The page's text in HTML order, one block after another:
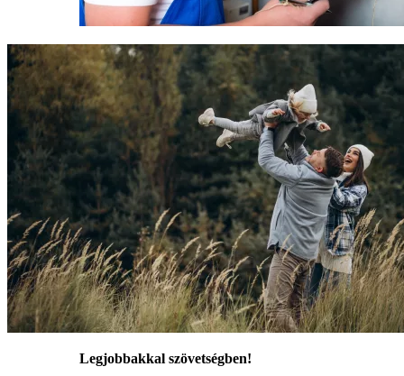
Legjobbakkal szövetségben!